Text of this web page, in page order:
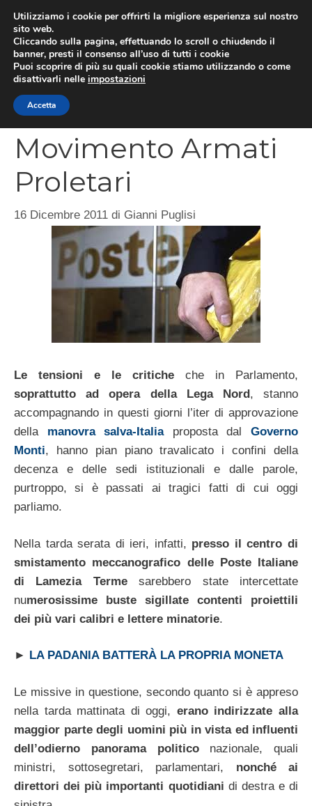
contenuto
Minacce a Monti del
Movimento Armati
Proletari
16 Dicembre 2011 di Gianni Puglisi
Le tensioni e le critiche che in Parlamento,
soprattutto ad opera della Lega Nord , stanno
accompagnando in questi giorni l’iter di approvazione
della manovra salva-Italiaproposta dalGoverno
Monti, hanno pian piano travalicato i confini della
decenza e delle sedi istituzionali e dalle parole,
purtroppo, si è passati ai tragici fatti di cui oggi
parliamo.
Nella tarda serata di ieri, infatti, presso il centro di
smistamento meccanografico delle Poste Italiane
di Lamezia Termesarebbero state intercettate
numerosissime buste sigillate contenti proiettili
dei più vari calibri e lettere minatorie.
► LA PADANIA BATTERÀ LA PROPRIA MONETA
Le missive in questione, secondo quanto si è appreso
nella tarda mattinata di oggi, erano indirizzate alla
maggior parte degli uomini più in vista ed influenti
dell’odierno panorama politiconazionale, quali
ministri, sottosegretari, parlamentari, nonché ai
direttori dei più importanti quotidiani di destra e di
Utilizziamo i cookie per offrirti la migliore esperienza sul nostro
sito web.
Cliccando sulla pagina, effettuando lo scroll o chiudendo il
banner, presti il consenso all’uso di tutti i cookie
Puoi scoprire di più su quali cookie stiamo utilizzando o come
disattivarli nelle impostazioni
Accetta